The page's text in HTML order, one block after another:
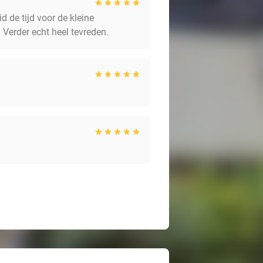
de tijd voor de kleine
echt heel tevreden.